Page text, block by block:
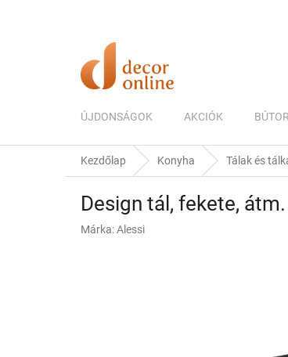
ÚJDONSÁGOK AKCIÓK BÚTOR
Kezdőlap Konyha Tálak és
Design tál, fekete,
Márka:Alessi